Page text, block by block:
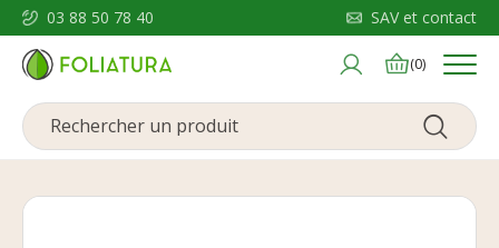
03 88 50 78 40 SAV et contact
(0) Menu